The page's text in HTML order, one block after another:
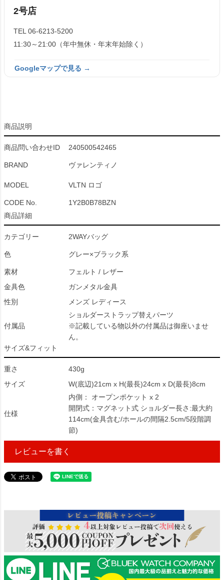
2号店
TEL 06-6213-5200
11:30～21:00（年中無休・年末年始除く）
Googleマップで見る →
商品説明
商品問い合わせID 240500542465
BRAND ヴァレンティノ
MODEL VLTN ロゴ
CODE No.
1Y2B0B78BZN
商品詳細
カテゴリー 2WAYバッグ
色 グレー×ブラック系
素材
フェルト / レザー
金具色
ガンメタル金具
性別
メンズ レディース
付属品
ショルダーストラップ替えパーツ
※記載している物以外の付属品は御座いませ
ん。
サイズ&フィット
重さ
430g
サイズ
W(底辺)21cm x H(最長)24cm x D(最長)8cm
仕様
内側： オープンポケット x 2
開閉式：マグネット式 ショルダー長さ:最大約
114cm(金具含む/ホールの間隔2.5cm/5段階調
節)
レビューを書く